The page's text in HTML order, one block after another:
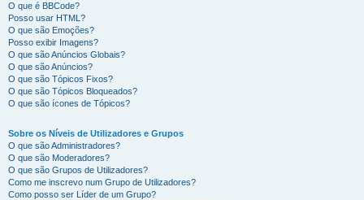
O que é BBCode?
Posso usar HTML?
O que são Emoções?
Posso exibir Imagens?
O que são Anúncios Globais?
O que são Anúncios?
O que são Tópicos Fixos?
O que são Tópicos Bloqueados?
O que são ícones de Tópicos?
Sobre os Níveis de Utilizadores e Grupos
O que são Administradores?
O que são Moderadores?
O que são Grupos de Utilizadores?
Como me inscrevo num Grupo de Utilizadores?
Como posso ser Líder de um Grupo?